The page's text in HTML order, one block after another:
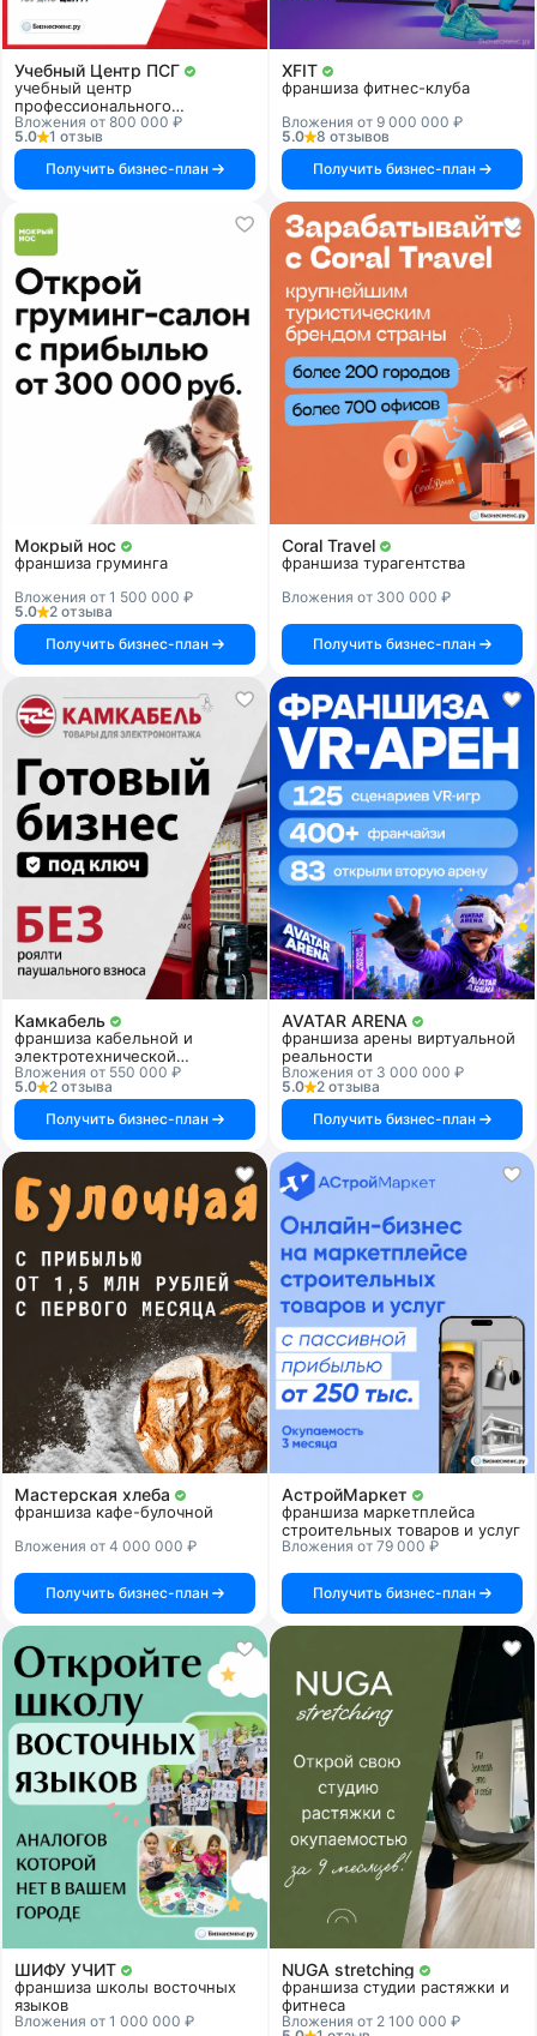
Учебный Центр ПСГ
учебный центр
профессионального
образования
Вложения от 800 000 ₽
5.0
1 отзыв
Получить бизнес-план
XFIT
франшиза фитнес-клуба
Вложения от 9 000 000 ₽
5.0
8 отзывов
Получить бизнес-план
Мокрый нос
франшиза груминга
Вложения от 1 500 000 ₽
5.0
2 отзыва
Получить бизнес-план
Coral Travel
франшиза турагентства
Вложения от 300 000 ₽
Получить бизнес-план
Камкабель
франшиза кабельной и
электротехнической
продукции
Вложения от 550 000 ₽
5.0
2 отзыва
Получить бизнес-план
AVATAR ARENA
франшиза арены виртуальной
реальности
Вложения от 3 000 000 ₽
5.0
2 отзыва
Получить бизнес-план
Мастерская хлеба
франшиза кафе-булочной
Вложения от 4 000 000 ₽
Получить бизнес-план
АстройМаркет
франшиза маркетплейса
строительных товаров и услуг
Вложения от 79 000 ₽
Получить бизнес-план
ШИФУ УЧИТ
франшиза школы восточных
языков
Вложения от 1 000 000 ₽
NUGA stretching
франшиза студии растяжки и
фитнеса
Вложения от 2 100 000 ₽